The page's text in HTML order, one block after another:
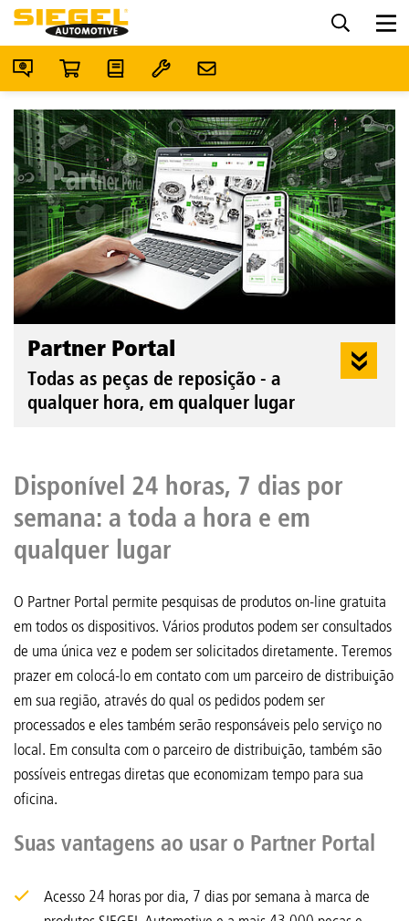
Partner Portal
Todas as peças de reposição - a
qualquer hora, em qualquer lugar
Disponível 24 horas, 7 dias por
semana: a toda a hora e em
qualquer lugar
O Partner Portal permite pesquisas de produtos on-line gratuita
em todos os dispositivos. Vários produtos podem ser consultados
de uma única vez e podem ser solicitados diretamente. Teremos
prazer em colocá-lo em contato com um parceiro de distribuição
em sua região, através do qual os pedidos podem ser
processados e eles também serão responsáveis pelo serviço no
local. Em consulta com o parceiro de distribuição, também são
possíveis entregas diretas que economizam tempo para sua
oficina.
Suas vantagens ao usar o Partner Portal
Acesso 24 horas por dia, 7 dias por semana à marca de